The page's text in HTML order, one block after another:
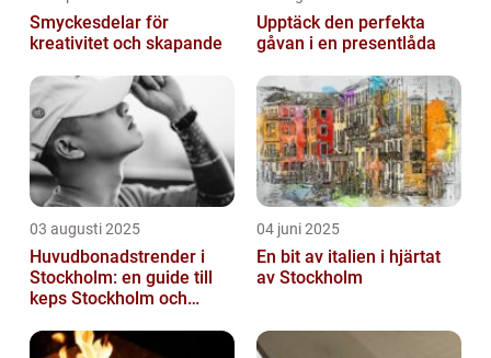
Smyckesdelar för
kreativitet och skapande
Upptäck den perfekta
gåvan i en presentlåda
03 augusti 2025
Huvudbonadstrender i
Stockholm: en guide till
keps Stockholm och
04 juni 2025
En bit av italien i hjärtat
av Stockholm